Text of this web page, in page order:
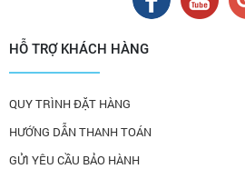
HỖ TRỢ KHÁCH HÀNG
QUY TRÌNH ĐẶT HÀNG
HƯỚNG DẪN THANH TOÁN
GỬI YÊU CẦU BẢO HÀNH